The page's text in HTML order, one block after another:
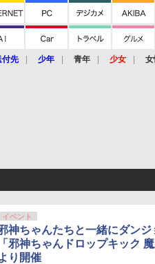
付先 少年 青年 少女
イベント
神ちゃんたちと一緒にダン
「邪神ちゃんドロップキック
り開催